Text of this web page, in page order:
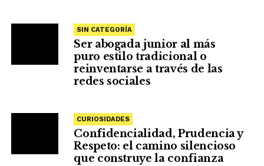
SIN CATEGORÍA
Ser abogada junior al más
puro estilo tradicional o
reinventarse a través de las
redes sociales
CURIOSIDADES
Confidencialidad, Prudencia y
Respeto: el camino silencioso
que construye la confianza